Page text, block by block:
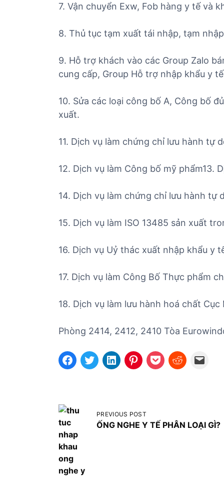
7. Vận chuyển Exw, Fob hàng y tế và
8. Thủ tục tạm xuất tái nhập, tạm
9. Hỗ trợ khách vào các Group Zalo
cung cấp, Group Hỗ trợ nhập khẩu y
10. Sửa các loại công bố A, Công bố
xuất.
11. Dịch vụ làm chứng chỉ lưu hành tự
12. Dịch vụ làm Công bố mỹ phẩm13.
14. Dịch vụ làm chứng chỉ lưu hành tự
15. Dịch vụ làm ISO 13485 sản xuất
16. Dịch vụ Uỷ thác xuất nhập khẩu y
17. Dịch vụ làm Công Bố Thực phẩm
18. Dịch vụ làm lưu hành hoá chất
Phòng 2414, 2412, 2410 Tòa
Đ
i
ề
u
h
PREVIOUS POST
ỐNG NGHE Y TẾ PHÂN LOẠI GÌ?